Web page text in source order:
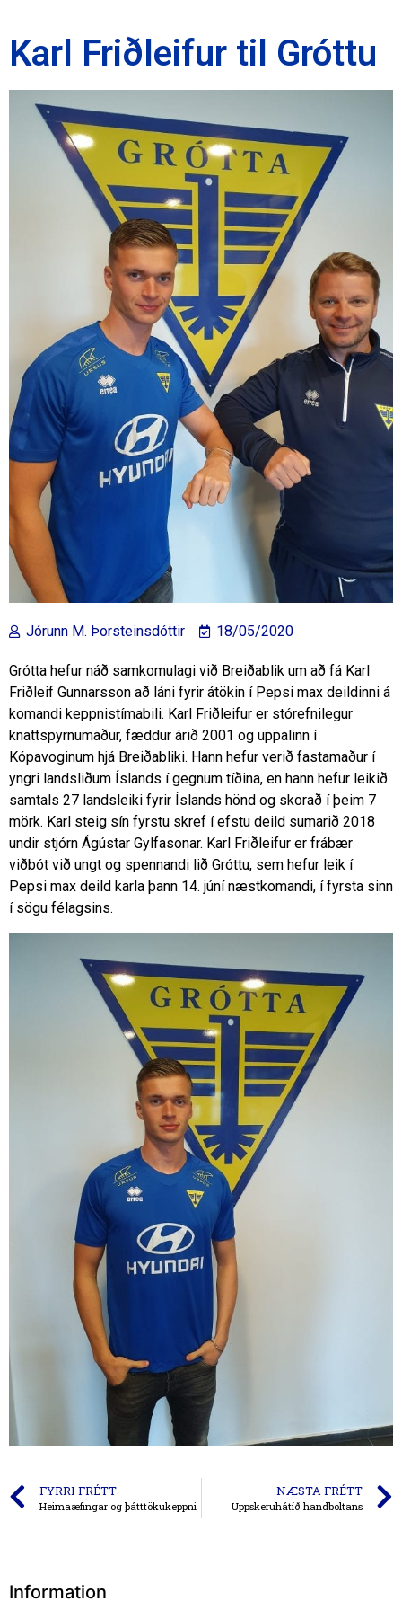
Karl Friðleifur til Gróttu
Jórunn M. Þorsteinsdóttir 18/05/2020
Grótta hefur náð samkomulagi við Breiðablik um að fá Karl
Friðleif Gunnarsson að láni fyrir átökin í Pepsi max deildinni á
komandi keppnistímabili. Karl Friðleifur er stórefnilegur
knattspyrnumaður, fæddur árið 2001 og uppalinn í
Kópavoginum hjá Breiðabliki. Hann hefur verið fastamaður í
yngri landsliðum Íslands í gegnum tíðina, en hann hefur leikið
samtals 27 landsleiki fyrir Íslands hönd og skorað í þeim 7
mörk. Karl steig sín fyrstu skref í efstu deild sumarið 2018
undir stjórn Ágústar Gylfasonar. Karl Friðleifur er frábær
viðbót við ungt og spennandi lið Gróttu, sem hefur leik í
Pepsi max deild karla þann 14. júní næstkomandi, í fyrsta sinn
í sögu félagsins.
FYRRI FRÉTT
Heimaæfingar og þátttökukeppni
NÆSTA FRÉTT
Uppskeruhátíð handboltans
Information